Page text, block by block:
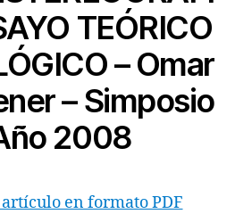
TEÓRICO
– Omar
– Simposio
2008
en formato PDF